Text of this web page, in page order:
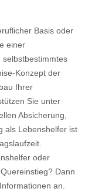
Basis oder
einer
selbstbestimmtes
Konzept der
Ihrer
Sie unter
Absicherung,
als Lebenshelfer ist
oder
Dann
an.